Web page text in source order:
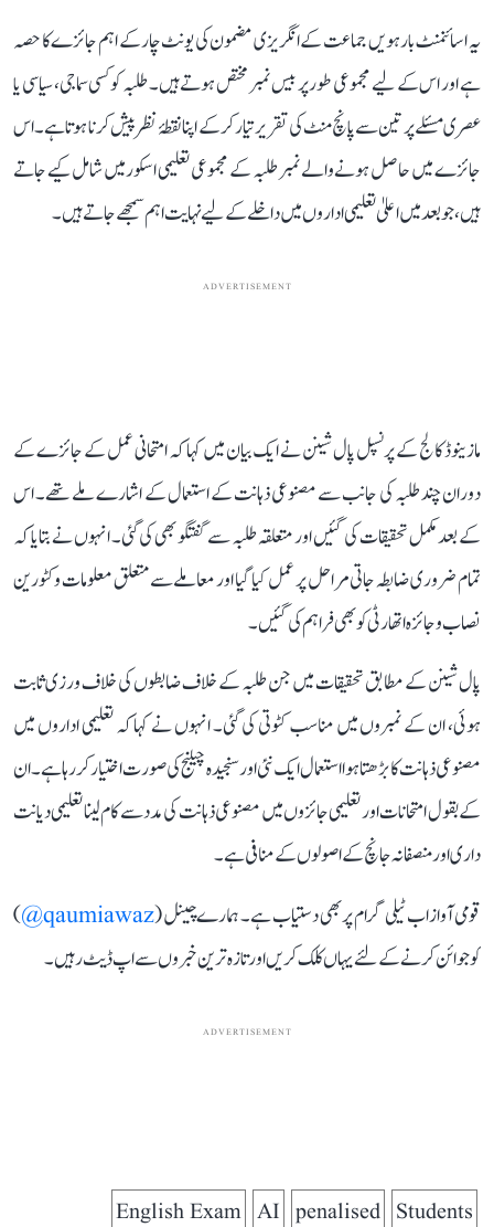
یہ اسائنمنٹ بارہویں جماعت کے انگریزی مضمون کی یونٹ چار کے اہم جائزے کا حصہ
ہے اور اس کے لیے مجموعی طور پر بیس نمبر مختص ہوتے ہیں۔ طلبہ کو کسی سماجی، سیاسی یا
عصری مسئلے پر تین سے پانچ منٹ کی تقریر تیار کر کے اپنا نقطۂ نظر پیش کرنا ہوتا ہے۔ اس
جائزے میں حاصل ہونے والے نمبر طلبہ کے مجموعی تعلیمی اسکور میں شامل کیے جاتے
ہیں، جو بعد میں اعلیٰ تعلیمی اداروں میں داخلے کے لیے نہایت اہم سمجھے جاتے ہیں۔
ADVERTISEMENT
مازینوڈ کالج کے پرنسپل پال شینن نے ایک بیان میں کہا کہ امتحانی عمل کے جائزے کے
دوران چند طلبہ کی جانب سے مصنوعی ذہانت کے استعمال کے اشارے ملے تھے۔ اس
کے بعد مکمل تحقیقات کی گئیں اور متعلقہ طلبہ سے گفتگو بھی کی گئی۔ انہوں نے بتایا کہ
تمام ضروری ضابطہ جاتی مراحل پر عمل کیا گیا اور معاملے سے متعلق معلومات وکٹورین
نصاب و جائزہ اتھارٹی کو بھی فراہم کی گئیں۔
پال شینن کے مطابق تحقیقات میں جن طلبہ کے خلاف ضابطوں کی خلاف ورزی ثابت
ہوئی، ان کے نمبروں میں مناسب کٹوتی کی گئی۔ انہوں نے کہا کہ تعلیمی اداروں میں
مصنوعی ذہانت کا بڑھتا ہوا استعمال ایک نئی اور سنجیدہ چیلنج کی صورت اختیار کر رہا ہے۔ ان
کے بقول امتحانات اور تعلیمی جائزوں میں مصنوعی ذہانت کی مدد سے کام لینا تعلیمی دیانت
داری اور منصفانہ جانچ کے اصولوں کے منافی ہے۔
قومی آواز اب ٹیلی گرام پر بھی دستیاب ہے۔ ہمارے چینل (qaumiawaz@
)
کو جوائن کرنے کے لئے یہاں کلک کریں اور تازہ ترین خبروں سے اپ ڈیٹ رہیں۔
ADVERTISEMENT
Students
penalised
AI
English Exam